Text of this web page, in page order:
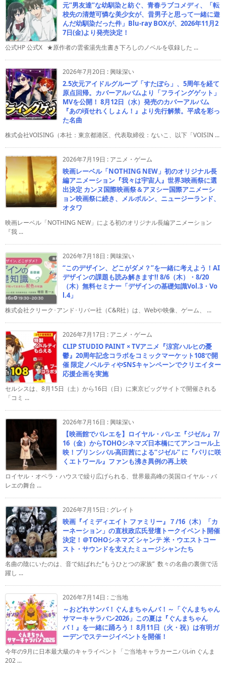
元”男友達”な幼馴染と紡ぐ、青春ラブコメディ、「転
校先の清楚可憐な美少女が、昔男子と思って一緒に遊
んだ幼馴染だった件」Blu-ray BOXが、2026年11月2
7日(金)より発売決定！
公式HP 公式X ★原作者の雲雀湯先生書き下ろしのノベルを収録した ...
2026年7月20日 :興味深い
2.5次元アイドルグループ「すたぽら」、5周年を経て
原点回帰。カバーアルバムより「フライングゲット」
MVを公開！ 8月12日（水）発売のカバーアルバム
『あの頃せれくしょん！』より先行解禁。平成を彩っ
た名曲
株式会社VOISING（本社：東京都港区、代表取締役：ないこ、以下「VOISIN ...
2026年7月19日 : アニメ・ゲーム
映画レーベル「NOTHING NEW」初のオリジナル長
編アニメーション『我々は宇宙人』世界3映画祭に選
出決定 カンヌ国際映画祭＆アヌシー国際アニメーシ
ョン映画祭に続き、メルボルン、ニュージーランド、
オタワ
映画レーベル「NOTHING NEW」による初のオリジナル長編アニメーション
『我 ...
2026年7月18日 :興味深い
“このデザイン、どこがダメ？”を一緒に考えよう！AI
デザインの課題も読み解きます!! 8/6（木）・8/20
（木）無料セミナー「デザインの基礎知識Vol.3・Vo
l.4」
株式会社クリーク･アンド･リバー社（C&R社）は、Webや映像、ゲーム、 ...
2026年7月17日 : アニメ・ゲーム
CLIP STUDIO PAINT × TVアニメ『涼宮ハルヒの憂
鬱』20周年記念コラボをコミックマーケット108で開
催 限定ノベルティやSNSキャンペーンでクリエイター
応援企画を実施
セルシスは、8月15日（土）から16日（日）に東京ビッグサイトで開催される
「コミ ...
2026年7月16日 :興味深い
【映画館でバレエを】ロイヤル・バレエ『ジゼル』7/
16（金）からTOHOシネマズ日本橋にてアンコール上
映！プリンシパル高田茜による“ジゼル” に『パリに咲
くエトワール』ファンも沸き異例の再上映
ロイヤル・オペラ・ハウスで繰り広げられる、世界最高峰の英国ロイヤル・バ
レエの舞台 ...
2026年7月15日 : グレイト
映画『イミディエイト ファミリー』７/16（木）「カ
ーネーション」の直枝政広氏登壇トークイベント開催
決定！＠TOHOシネマズ シャンテ 米・ウエストコー
スト・サウンドを支えたミュージシャンたち
名曲の陰にいたのは、音で結ばれた“もうひとつの家族” 数々の名曲の裏側で活
躍し ...
2026年7月14日 : ご当地
～おどれサンバ！ぐんまちゃんバ！～「ぐんまちゃん
サマーキャラバン2026」この夏は『ぐんまちゃん
バ！』を一緒に踊ろう！ 8月11日（火・祝）は有明ガ
ーデンでステージイベントを開催！
今年の9月に日本最大級のキャライベント「ご当地キャラカーニバルin ぐんま
202 ...